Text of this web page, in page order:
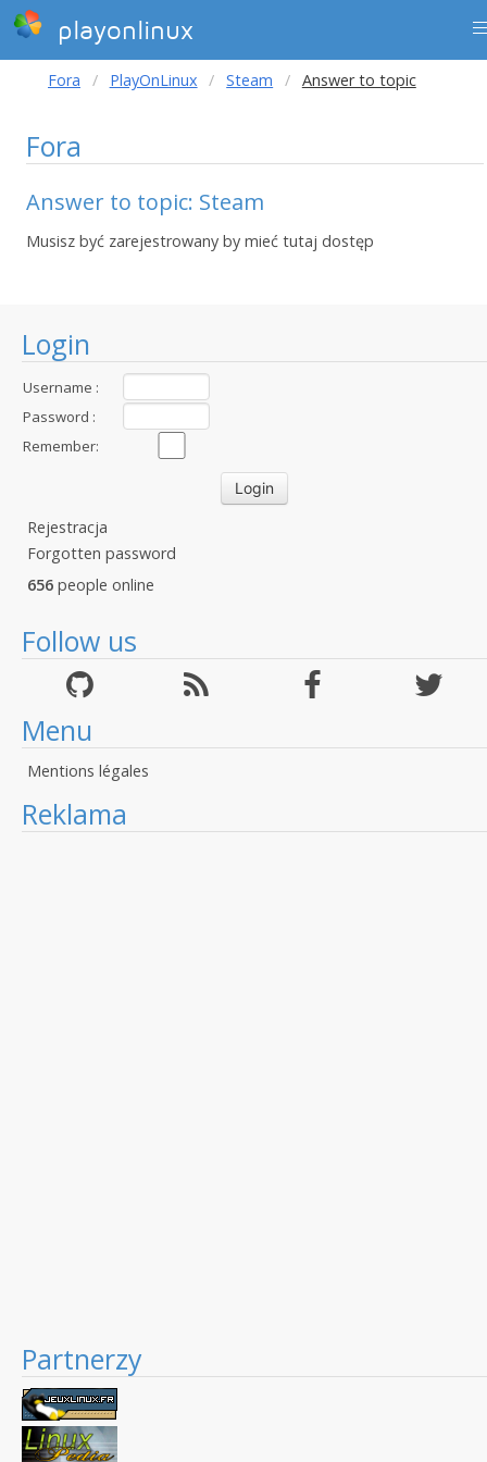
playonlinux
Login
Username :
Password :
Remember:
Rejestracja
Forgotten password
656 people online
Follow us
Menu
Mentions légales
Reklama
Partnerzy
Fora PlayOnLinux Steam Answer to topic
Fora
Answer to topic: Steam
Musisz być zarejestrowany by mieć tutaj dostęp